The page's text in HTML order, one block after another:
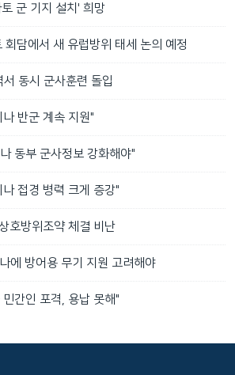
군 기지 설치' 희망
회담에서 새 유럽방위 태세 논의 예정
동시 군사훈련 돌입
반군 계속 지원"
동부 군사정보 강화해야"
접경 병력 크게 증강"
호방위조약 체결 비난
에 방어용 무기 지원 고려해야
간인 포격, 용납 못해"